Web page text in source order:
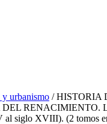
urbanismo / HISTORIA
RENACIMIENTO.
al siglo XVIII). (2 tomos